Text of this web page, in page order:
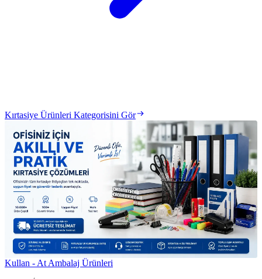
Kırtasiye Ürünleri Kategorisini Gör
Kullan - At Ambalaj Ürünleri